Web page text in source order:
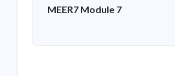
MEER7 Module 7